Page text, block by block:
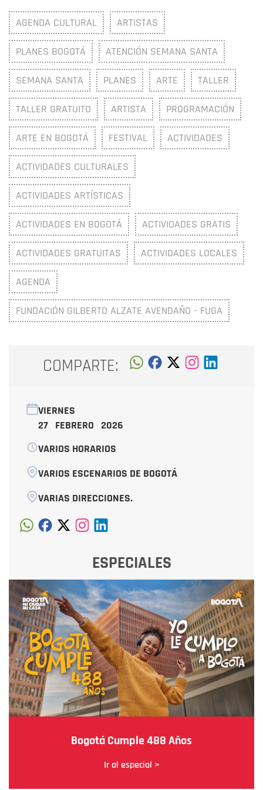
AGENDA CULTURAL ARTISTAS
PLANES BOGOTÁ ATENCIÓN SEMANA SANTA
SEMANA SANTA PLANES ARTE TALLER
TALLER GRATUITO ARTISTA PROGRAMACIÓN
ARTE EN BOGOTÁ FESTIVAL ACTIVIDADES
ACTIVIDADES CULTURALES
ACTIVIDADES ARTÍSTICAS
ACTIVIDADES EN BOGOTÁ ACTIVIDADES GRATIS
ACTIVIDADES GRATUITAS ACTIVIDADES LOCALES
AGENDA
FUNDACIÓN GILBERTO ALZATE AVENDAÑO - FUGA
COMPARTE:
VIERNES
27 FEBRERO 2026
VARIOS HORARIOS
VARIOS ESCENARIOS DE BOGOTÁ
VARIAS DIRECCIONES.
ESPECIALES
Bogotá Cumple 488 Años
Ir al especial >